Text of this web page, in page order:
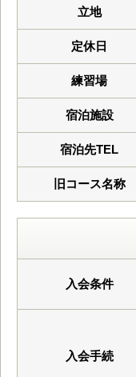
立地
定休日
練習場
宿泊施設
宿泊先TEL
旧コース名称
入会条件
入会手続